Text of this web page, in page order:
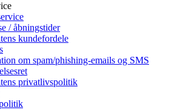
/ åbningstider
kundefordele
om spam/phishing-emails og SMS
privatlivspolitik